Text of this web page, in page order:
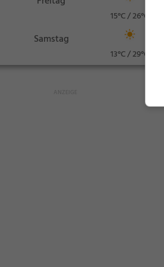
15°C / 26°C
Samstag
13°C / 29°C